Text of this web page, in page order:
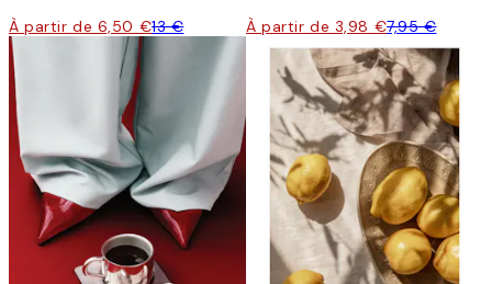
À partir de 6,50 €13 € À partir de 3,98 €7,95 €